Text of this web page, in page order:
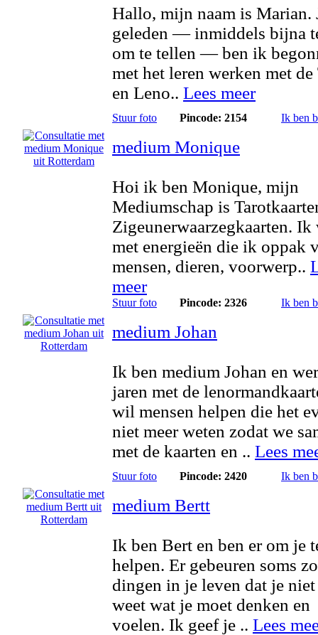
Hallo, mijn naam is Marian.
geleden — inmiddels bijna
om te tellen — ben ik
met het leren werken met de
en Leno.. Lees meer
Stuur foto Pincode: 2154 Ik ben
medium Monique
Hoi ik ben Monique, mijn
Mediumschap is
Zigeunerwaarzegkaarten. Ik
met energieën die ik oppak
mensen, dieren, voorwerp..
meer
Stuur foto Pincode: 2326 Ik ben
medium Johan
Ik ben medium Johan en
jaren met de
wil mensen helpen die het
niet meer weten zodat we
met de kaarten en .. Lees
Stuur foto Pincode: 2420 Ik ben
medium Bertt
Ik ben Bert en ben er om je
helpen. Er gebeuren soms
dingen in je leven dat je niet
weet wat je moet denken en
voelen. Ik geef je .. Lees